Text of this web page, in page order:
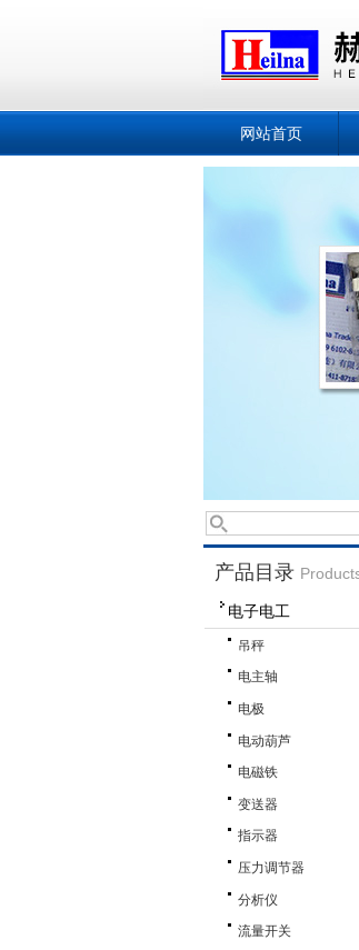
网站首页
产品目录
电子电工
吊秤
电主轴
电极
电动葫芦
电磁铁
变送器
指示器
压力调节器
分析仪
流量开关